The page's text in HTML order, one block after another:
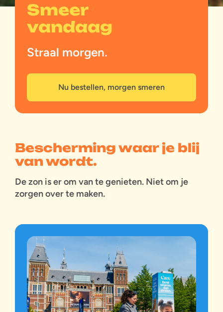
Smeer
vandaag
Straal morgen.
Nu bestellen, morgen smeren
Bescherming waar je blij
van wordt.
De zon is er om van te genieten. Niet om je
zorgen over te maken.